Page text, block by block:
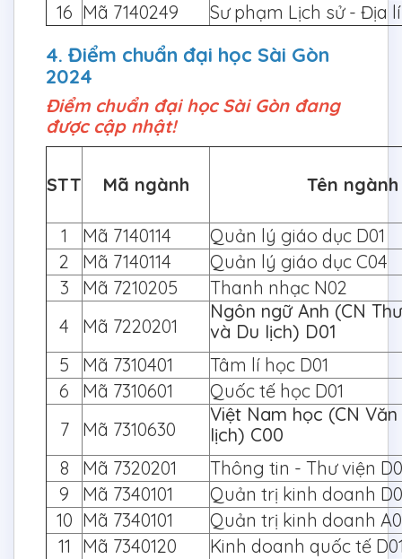
16 Mã 7140249 Sư phạm Lịch sử - Địa
4. Điểm chuẩn đại học Sài Gòn
2024
Điểm chuẩn đại học Sài Gòn đang
được cập nhật!
STT Mã ngành Tên ngành
1 Mã 7140114
Quản lý giáo dục D01
2
Mã 7140114
Quản lý giáo dục C04
3
Mã 7210205
Thanh nhạc N02
4
Mã 7220201
Ngôn ngữ Anh (CN
và Du lịch) D01
5
Mã 7310401
Tâm lí học D01
6
Mã 7310601
Quốc tế học D01
7
Mã 7310630
Việt Nam học (CN
lịch) C00
8
Mã 7320201
Thông tin - Thư viện
9
Mã 7340101
Quản trị kinh doanh
10 Mã 7340101
Quản trị kinh doanh
11
Mã 7340120
Kinh doanh quốc tế